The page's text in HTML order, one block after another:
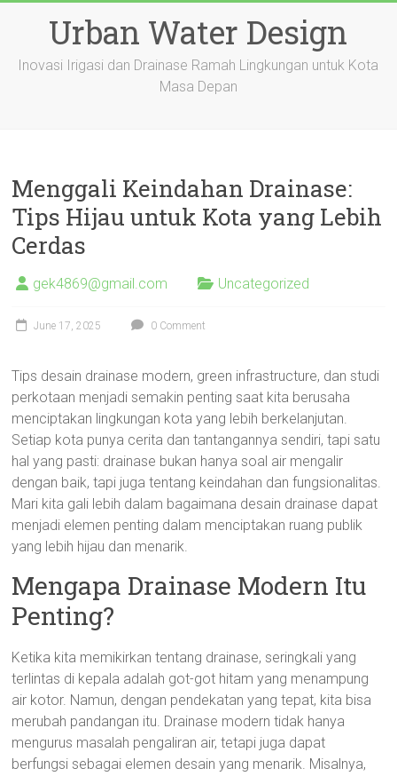
Urban Water Design
Inovasi Irigasi dan Drainase Ramah Lingkungan untuk Kota
Masa Depan
Menggali Keindahan Drainase:
Tips Hijau untuk Kota yang Lebih
Cerdas
gek4869@gmail.com Uncategorized
June 17, 2025 0 Comment
Tips desain drainase modern, green infrastructure, dan studi
perkotaan menjadi semakin penting saat kita berusaha
menciptakan lingkungan kota yang lebih berkelanjutan.
Setiap kota punya cerita dan tantangannya sendiri, tapi satu
hal yang pasti: drainase bukan hanya soal air mengalir
dengan baik, tapi juga tentang keindahan dan fungsionalitas.
Mari kita gali lebih dalam bagaimana desain drainase dapat
menjadi elemen penting dalam menciptakan ruang publik
yang lebih hijau dan menarik.
Mengapa Drainase Modern Itu
Penting?
Ketika kita memikirkan tentang drainase, seringkali yang
terlintas di kepala adalah got-got hitam yang menampung
air kotor. Namun, dengan pendekatan yang tepat, kita bisa
merubah pandangan itu. Drainase modern tidak hanya
mengurus masalah pengaliran air, tetapi juga dapat
berfungsi sebagai elemen desain yang menarik. Misalnya,